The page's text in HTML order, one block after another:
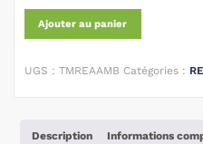
Ajouter au panier
UGS : TMREAAMB Catégories :
Description Informations